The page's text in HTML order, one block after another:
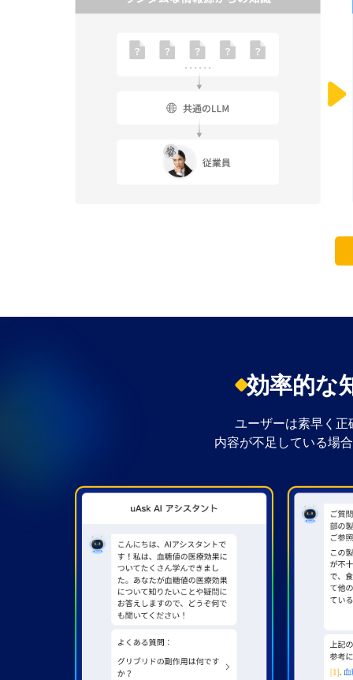
効率的な
ユーザーは素早く正
内容が不足している場